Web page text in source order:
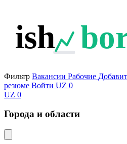
ish
Фильтр Вакансии Рабочие
резюме Войти UZ 0
UZ 0
Города и области